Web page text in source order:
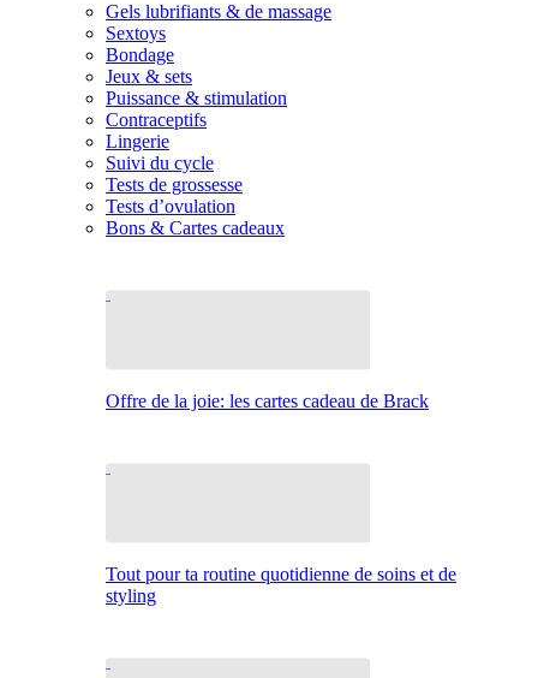
Gels lubrifiants & de massage
Sextoys
Bondage
Jeux & sets
Puissance & stimulation
Contraceptifs
Lingerie
Suivi du cycle
Tests de grossesse
Tests d’ovulation
Bons & Cartes cadeaux
Offre de la joie: les cartes cadeau de Brack
Tout pour ta routine quotidienne de soins et de
styling